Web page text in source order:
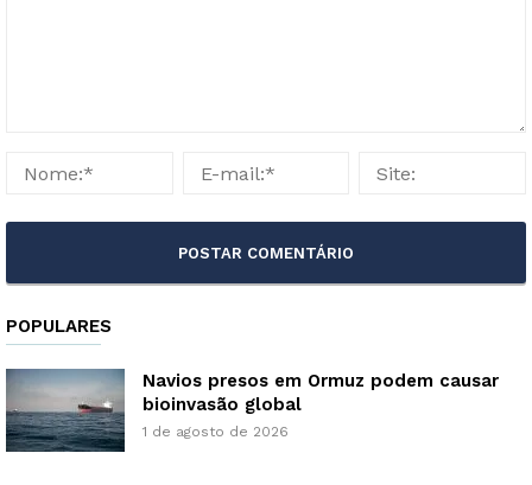
POPULARES
Navios presos em Ormuz podem causar
bioinvasão global
1 de agosto de 2026